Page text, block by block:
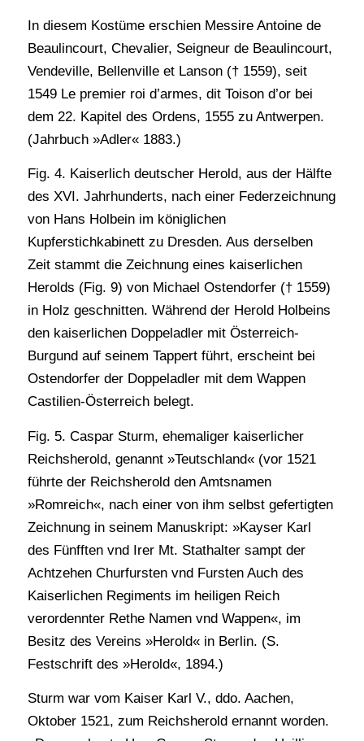
In diesem Kostüme erschien Messire Antoine de
Beaulincourt, Chevalier, Seigneur de Beaulincourt,
Vendeville, Bellenville et Lanson († 1559), seit
1549 Le premier roi d’armes, dit Toison d’or bei
dem 22. Kapitel des Ordens, 1555 zu Antwerpen.
(Jahrbuch »Adler« 1883.)
Fig. 4. Kaiserlich deutscher Herold, aus der Hälfte
des XVI. Jahrhunderts, nach einer Federzeichnung
von Hans Holbein im königlichen
Kupferstichkabinett zu Dresden. Aus derselben
Zeit stammt die Zeichnung eines kaiserlichen
Herolds (Fig. 9) von Michael Ostendorfer († 1559)
in Holz geschnitten. Während der Herold Holbeins
den kaiserlichen Doppeladler mit Österreich-
Burgund auf seinem Tappert führt, erscheint bei
Ostendorfer der Doppeladler mit dem Wappen
Castilien-Österreich belegt.
Fig. 5. Caspar Sturm, ehemaliger kaiserlicher
Reichsherold, genannt »Teutschland« (vor 1521
führte der Reichsherold den Amtsnamen
»Romreich«, nach einer von ihm selbst gefertigten
Zeichnung in seinem Manuskript: »Kayser Karl
des Fünfften vnd Irer Mt. Stathalter sampt der
Achtzehen Churfursten vnd Fursten Auch des
Kaiserlichen Regiments im heiligen Reich
verordennter Rethe Namen vnd Wappen«, im
Besitz des Vereins »Herold« in Berlin. (S.
Festschrift des »Herold«, 1894.)
Sturm war vom Kaiser Karl V., ddo. Aachen,
Oktober 1521, zum Reichsherold ernannt worden.